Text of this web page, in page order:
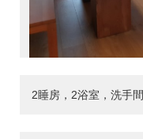
2睡房，2浴室，洗手間